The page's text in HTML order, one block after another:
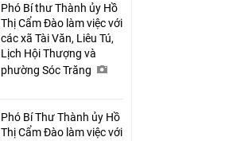
Phó Bí thư Thành ủy Hồ
Thị Cẩm Đào làm việc với
các xã Tài Văn, Liêu Tú,
Lịch Hội Thượng và
phường Sóc Trăng
Phó Bí Thư Thành ủy Hồ
Thị Cẩm Đào làm việc với